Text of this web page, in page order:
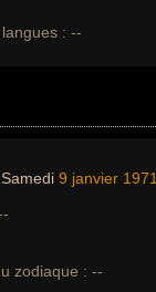
: --
Vaughn, DOOM
Samedi 9 janvier 1971
zodiaque : --